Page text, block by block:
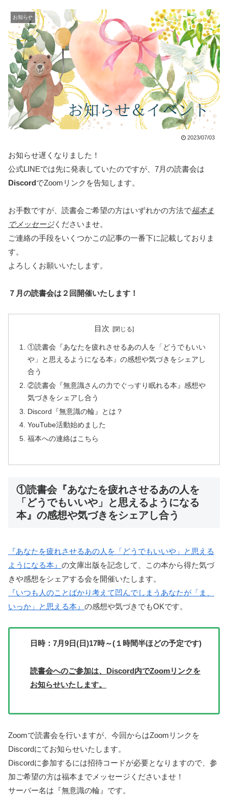
お知らせ
2023/07/03
お知らせ遅くなりました！
公式LINEでは先に発表していたのですが、7月の読書会は
DiscordでZoomリンクを告知します。
お手数ですが、読書会ご希望の方はいずれかの方法で福本ま
でメッセージくださいませ。
ご連絡の手段をいくつかこの記事の一番下に記載しておりま
す。
よろしくお願いいたします。
７月の読書会は２回開催いたします！
目次
①読書会『あなたを疲れさせるあの人を「どうでもいい
や」と思えるようになる本』の感想や気づきをシェアし
合う
②読書会『無意識さんの力でぐっすり眠れる本』感想や
気づきをシェアし合う
Discord『無意識の輪』とは？
YouTube活動始めました
福本への連絡はこちら
①読書会『あなたを疲れさせるあの人を
「どうでもいいや」と思えるようになる
本』の感想や気づきをシェアし合う
『あなたを疲れさせるあの人を「どうでもいいや」と思える
ようになる本』 の文庫出版を記念して、この本から得た気づ
きや感想をシェアする会を開催いたします。
『いつも人のことばかり考えて凹んでしまうあなたが「ま、
いっか」と思える本』 の感想や気づきでもOKです。
日時：7月9日(日)17時～(１時間半ほどの予定です)
読書会へのご参加は、Discord内でZoomリンクを
お知らせいたします。
Zoomで読書会を行いますが、今回からはZoomリンクを
Discordにてお知らせいたします。
Discordに参加するには招待コードが必要となりますので、参
加ご希望の方は福本までメッセージくださいませ！
サーバー名は『無意識の輪』です。